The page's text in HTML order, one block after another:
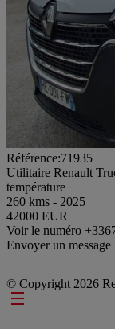
Référence:71935
Utilitaire Renault
température
260 kms - 2025
42000 EUR
Voir le numéro
Envoyer un message
© Copyright 2026
Footer